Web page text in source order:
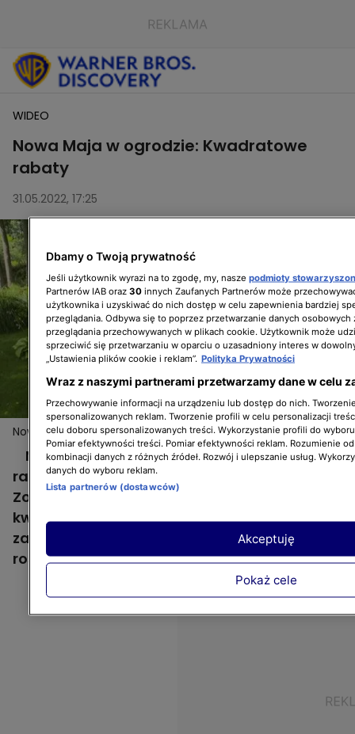
WIDEO
Nowa Maja w ogrodzie: Kwadratowe
rabaty
31.05.2022, 17:25
Nowa Maja w ogrodzie: Kwadratowe rabaty
Nowa Maja w ogrodzie: Kwadratowe
rabaty Pani Anety. Ten ogród zachwyca.
Zobaczcie piękne zdobienia drzew
kwadratowymi rabatami, które
zaprojektowała Pani Aneta. Jak dobrać
rośliny do takich rabat? Posłuchajcie!
Dbamy o Twoją prywatność
Jeśli użytkownik wyrazi na to zgodę, my, nasze podmioty
Partnerów IAB oraz 30 innych Zaufanych Partnerów może
użytkownika i uzyskiwać do nich dostęp w celu zapewnienia bardziej
przeglądania. Odbywa się to poprzez przetwarzanie danych osobowych
przeglądania przechowywanych w plikach cookie. Użytkownik może
sprzeciwić się przetwarzaniu w oparciu o uzasadniony interes w
„Ustawienia plików cookie i reklam”. Polityka Prywatności
Wraz z naszymi partnerami przetwarzamy dane w celu
Przechowywanie informacji na urządzeniu lub dostęp do nich.
spersonalizowanych reklam. Tworzenie profili w celu personalizacji
celu doboru spersonalizowanych treści. Wykorzystanie profili do
Pomiar efektywności treści. Pomiar efektywności reklam. Rozumienie
kombinacji danych z różnych źródeł. Rozwój i ulepszanie usług.
danych do wyboru reklam.
Lista partnerów (dostawców)
Pokaż cele
Akceptuję